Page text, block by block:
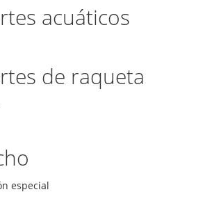
acuáticos
de raqueta